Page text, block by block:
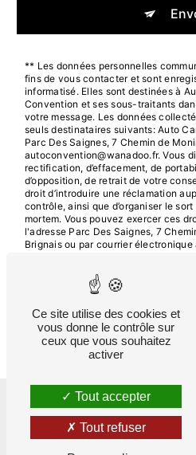
** Les données personnelles
fins de vous contacter et sont
informatisé. Elles sont destinées à
Convention et ses sous-traitants
votre message. Les données
seuls destinataires suivants: Auto
Parc Des Saignes, 7 Chemin de
autoconvention@wanadoo.fr. Vous
rectification, d’effacement, de
d’opposition, de retrait de votre
droit d’introduire une réclamation
contrôle, ainsi que d’organiser le
mortem. Vous pouvez exercer ces
l'adresse Parc Des Saignes, 7
Brignais ou par courrier électronique
autoconvention@wanadoo.fr. Un
être demandé. Nous conservons
de prise de contact puis pendant la
aux fins probatoires et de gestion
droit de vous inscrire sur la liste
téléphonique, disponible à cette
Consultez le site cnil.fr pour plus
Recherches
- 2026 -
Ce site utilise des cookies et
vous donne le contrôle sur
ceux que vous souhaitez
activer
Tout accepter
Tout refuser